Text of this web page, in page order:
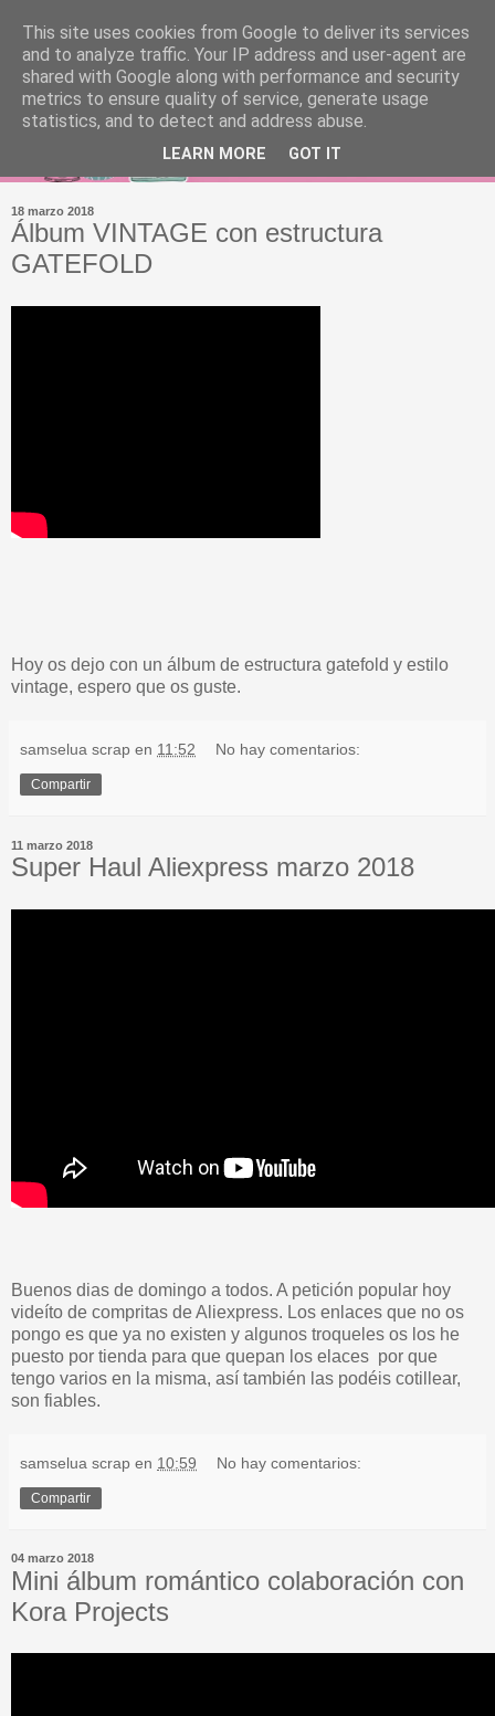
18 marzo 2018
Álbum VINTAGE con estructura
GATEFOLD
Hoy os dejo con un álbum de estructura gatefold y estilo
vintage, espero que os guste.
samselua scrap en 11:52 No hay comentarios:
Compartir
11 marzo 2018
Super Haul Aliexpress marzo 2018
Buenos dias de domingo a todos. A petición popular hoy
videíto de compritas de Aliexpress. Los enlaces que no os
pongo es que ya no existen y algunos troqueles os los he
puesto por tienda para que quepan los elaces por que
tengo varios en la misma, así también las podéis cotillear,
son fiables.
samselua scrap en 10:59 No hay comentarios:
Compartir
04 marzo 2018
Mini álbum romántico colaboración con
Kora Projects
This site uses cookies from Google to deliver its services
and to analyze traffic. Your IP address and user-agent are
shared with Google along with performance and security
metrics to ensure quality of service, generate usage
statistics, and to detect and address abuse.
LEARN MORE GOT IT